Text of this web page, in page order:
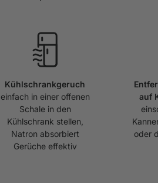
Kühlschrankgeruch
einfach in einer offenen
Schale in den
Kühlschrank stellen,
Natron absorbiert
Gerüche effektiv
auf
oder